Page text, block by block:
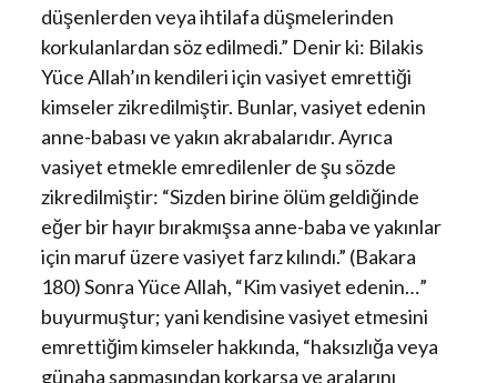
düşenlerden veya ihtilafa düşmelerinden
korkulanlardan söz edilmedi.” Denir ki: Bilakis
Yüce Allah’ın kendileri için vasiyet emrettiği
kimseler zikredilmiştir. Bunlar, vasiyet edenin
anne-babası ve yakın akrabalarıdır. Ayrıca
vasiyet etmekle emredilenler de şu sözde
zikredilmiştir: “Sizden birine ölüm geldiğinde
eğer bir hayır bırakmışsa anne-baba ve yakınlar
için maruf üzere vasiyet farz kılındı.” (Bakara
180) Sonra Yüce Allah, “Kim vasiyet edenin…”
buyurmuştur; yani kendisine vasiyet etmesini
emrettiğim kimseler hakkında, “haksızlığa veya
günaha sapmasından korkarsa ve aralarını